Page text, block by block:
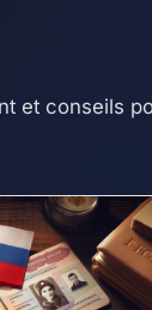
et conseils